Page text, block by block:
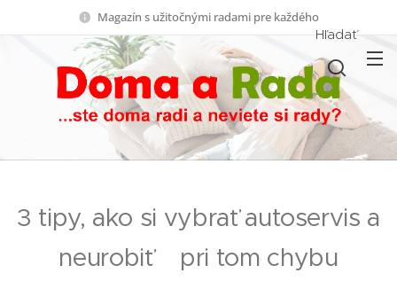
Magazín s užitočnými radami pre každého
Hľadať
3 tipy, ako si vybrať autoservis a
neurobiť pri tom chybu